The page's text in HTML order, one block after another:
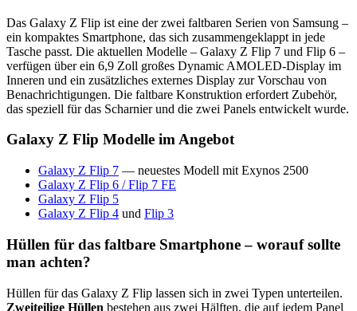
Das Galaxy Z Flip ist eine der zwei faltbaren Serien von Samsung –
ein kompaktes Smartphone, das sich zusammengeklappt in jede
Tasche passt. Die aktuellen Modelle – Galaxy Z Flip 7 und Flip 6 –
verfügen über ein 6,9 Zoll großes Dynamic AMOLED-Display im
Inneren und ein zusätzliches externes Display zur Vorschau von
Benachrichtigungen. Die faltbare Konstruktion erfordert Zubehör,
das speziell für das Scharnier und die zwei Panels entwickelt wurde.
Galaxy Z Flip Modelle im Angebot
Galaxy Z Flip 7 — neuestes Modell mit Exynos 2500
Galaxy Z Flip 6 / Flip 7 FE
Galaxy Z Flip 5
Galaxy Z Flip 4 und Flip 3
Hüllen für das faltbare Smartphone – worauf sollte
man achten?
Hüllen für das Galaxy Z Flip lassen sich in zwei Typen unterteilen.
Zweiteilige Hüllen bestehen aus zwei Hälften, die auf jedem Panel